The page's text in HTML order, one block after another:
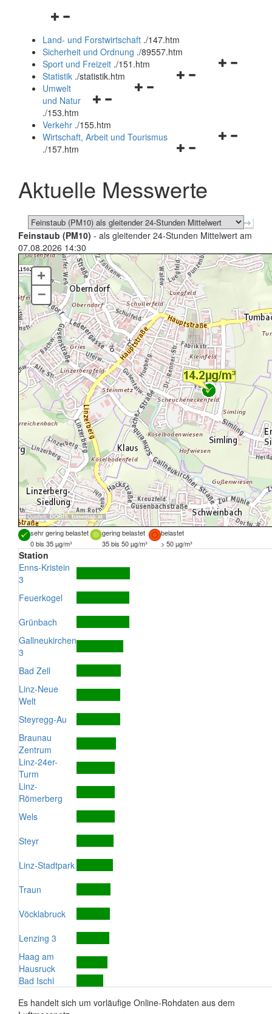
Navigationsmenü
und
schließen
Land- und Forstwirtschaft ./147.htm
Sicherheit und Ordnung ./89557.htm
Navigationsmenü
Sport und Freizeit ./151.htm
Navigationsmenü
Statistik ./statistik.htm
Navigationsmenü
und
schließen
Umwelt
und Natur
./153.htm
Verkehr ./155.htm
Navigationsmenü
schließen
Wirtschaft, Arbeit und Tourismus
./157.htm
Aktuelle Messwerte
Feinstaub (PM10) - als gleitender 24-Stunden Mittelwert am
07.08.2026 14:30
Quellen: DORIS, basemap.at
+
–
sehr gering belastet gering belastet
belastet
0 bis 35 µg/m³
35 bis 50 µg/m³ > 50 µg/m³
Station
Enns-Kristein
3
Feuerkogel
Grünbach
Gallneukirchen
3
Bad Zell
Linz-Neue
Welt
Steyregg-Au
Braunau
Zentrum
Linz-24er-
Turm
Linz-
Römerberg
Wels
Steyr
Linz-Stadtpark
Traun
Vöcklabruck
Lenzing 3
Haag am
Hausruck
Bad Ischl
Es handelt sich um vorläufige Online-Rohdaten aus dem